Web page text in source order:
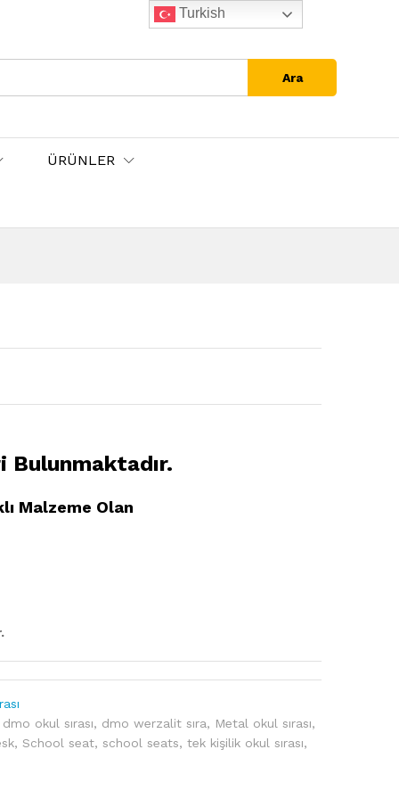
Ara
ÜRÜNLER
Malzeme Olan
dmo okul sırası, dmo werzalit sıra, Metal okul sırası,
,School seat,school seats,tek kişilik okul sırası,
Turkish